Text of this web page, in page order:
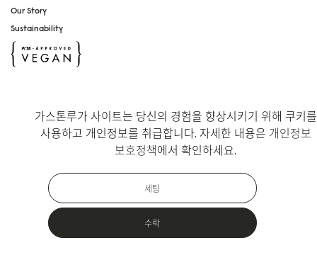
Our Story
Sustainability
Instagram
Copyright Gaston Luga AB. All Rights Reserved.
가스톤루가 사이트는 당신의 경험을 향상시키기 위해 쿠키를
사용하고 개인정보를 취급합니다. 자세한 내용은 개인정보
보호정책에서 확인하세요.
세팅
수락